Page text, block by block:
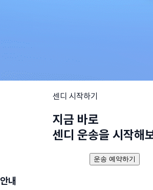
센디 시작하기
지금 바로
센디 운송을 시작해
운송 예약하기
안내